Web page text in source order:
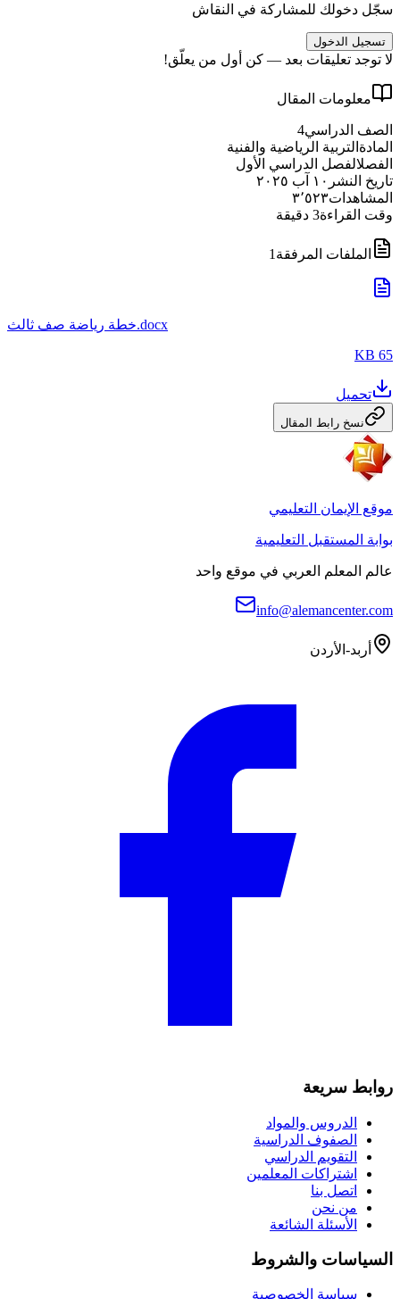
سجّل دخولك للمشاركة في النقاش
تسجيل الدخول
لا توجد تعليقات بعد — كن أول من يعلّق!
معلومات المقال
الصف الدراسي4
المادة التربية الرياضية والفنية
الفصلالفصل الدراسي الأول
تاريخ النشر ١٠ آب ٢٠٢٥
المشاهدات٣٬٥٢٣
وقت القراءة3 دقيقة
الملفات المرفقة 1
خطة رياضة صف ثالث.docx
65 KB
تحميل
نسخ رابط المقال
موقع الإيمان التعليمي
بوابة المستقبل التعليمية
عالم المعلم العربي في موقع واحد
info@alemancenter.com
أربد-الأردن
روابط سريعة
الدروس والمواد
الصفوف الدراسية
التقويم الدراسي
اشتراكات المعلمين
اتصل بنا
من نحن
الأسئلة الشائعة
السياسات والشروط
سياسة الخصوصية